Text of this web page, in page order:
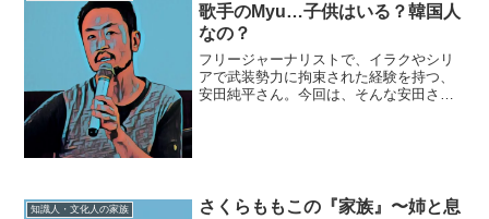
歌手のMyu…子供はいる？韓国人
なの？
フリージャーナリストで、イラクやシリ
アで武装勢力に拘束された経験を持つ、
安田純平さん。今回は、そんな安田さん
知識人・文化人の家族
さくらももこの『家族』〜姉と息